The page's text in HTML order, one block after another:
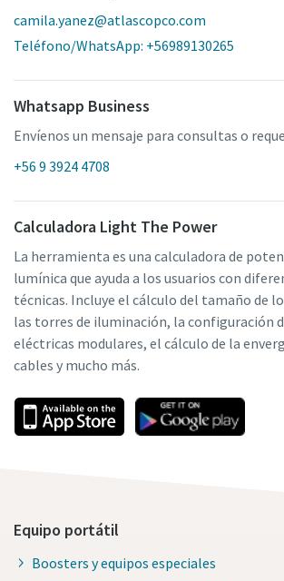
camila.yanez@atlascopco.com
Teléfono/WhatsApp: +56989130265
Whatsapp Business
Envíenos un mensaje para consultas o
+56 9 3924 4708
Calculadora Light The Power
La herramienta es una calculadora de
lumínica que ayuda a los usuarios con
técnicas. Incluye el cálculo del tamaño de
las torres de iluminación, la configuración
eléctricas modulares, el cálculo de la
cables y mucho más.
Equipo portátil
Boosters y equipos especiales